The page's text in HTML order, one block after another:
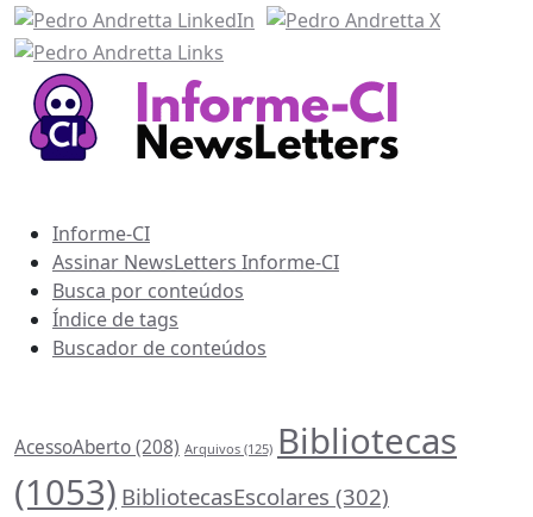
Informe-CI
Assinar NewsLetters Informe-CI
Busca por conteúdos
Índice de tags
Buscador de conteúdos
AcessoAberto(208) Arquivos (125) Bibliotecas
(1053) BibliotecasEscolares (302)